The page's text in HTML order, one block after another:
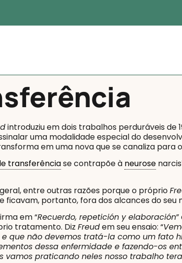
introduziu em dois trabalhos perduráveis de
uma modalidade especial do
em uma nova que se canaliza
transferênciase contrapõe à neurose
entre outras razões porque o próprio
portanto, fora dos alcances do seu
em “Recuerdo, repetición y elaboración
tratamento. Diz Freudem seu ensaio: “
que não devemos tratá-la como um fato
dessa enfermidade e fazendo-os
praticando neles nosso trabalho